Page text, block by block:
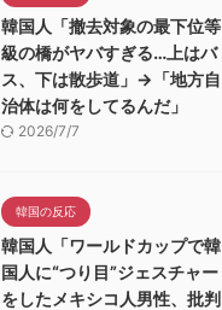
韓国人「撤去対象の最下位等
級の橋がヤバすぎる…上はバ
ス、下は散歩道」→「地方自
治体は何をしてるんだ」
2026/7/7
韓国の反応
韓国人「ワールドカップで韓
国人に“つり目”ジェスチャー
をしたメキシコ人男性、批判